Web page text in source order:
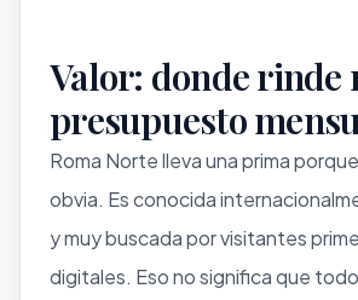
Valor: donde rinde
presupuesto
Roma Norte lleva una prima
obvia. Es conocida
y muy buscada por visitantes
digitales. Eso no significa que